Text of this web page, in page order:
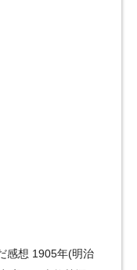
感想 1905年(明治